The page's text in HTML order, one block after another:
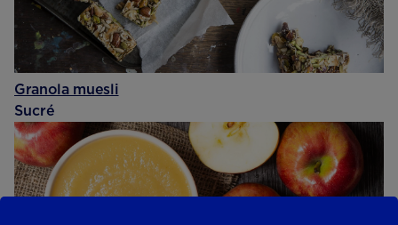
Granola muesli
Sucré